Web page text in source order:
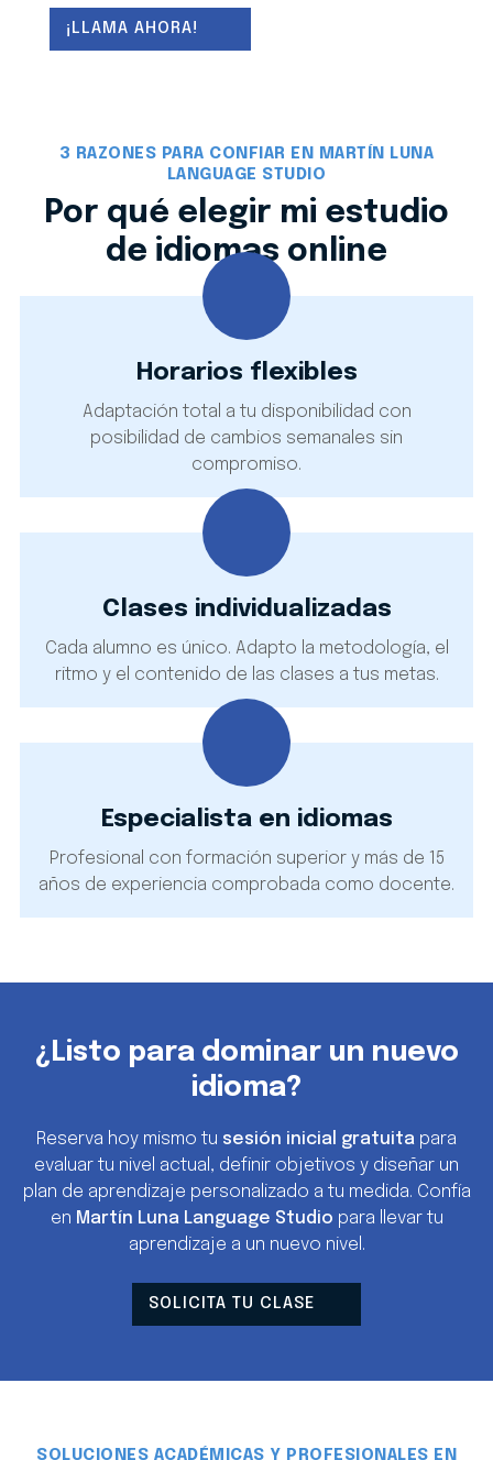
(cambios semanales permitidos), en las que
utilizo material real integrando las
estudio de idiomas online abarcanclases de
, preparación deexámenes oficiales
traducción
técnica o jurada para particulares y
empresas.
¡LLAMA AHORA!
3 RAZONES PARA CONFIAR EN MARTÍN LUNA
LANGUAGE STUDIO
Por qué elegir mi estudio
de idiomas online
Horarios flexibles
Adaptación total a tu disponibilidad con
posibilidad de cambios semanales sin
compromiso.
Clases individualizadas
Cada alumno es único. Adapto la metodología, el
ritmo y el contenido de las clases a tus metas.
Especialista en idiomas
Profesional con formación superior y más de 15
años de experiencia comprobada como docente.
¿Listo para dominar un nuevo
idioma?
Reserva hoy mismo tu sesión inicial gratuita para
evaluar tu nivel actual, definir objetivos y diseñar un
plan de aprendizaje personalizado a tu medida. Confía
en Martín Luna Language Studio para llevar tu
aprendizaje a un nuevo nivel.
SOLICITA TU CLASE
SOLUCIONES ACADÉMICAS Y PROFESIONALES EN